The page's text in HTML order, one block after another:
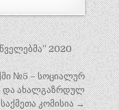
2020
№5 – სოციალურ
და ახალგაზრდულ
საქმეთა კომისია →